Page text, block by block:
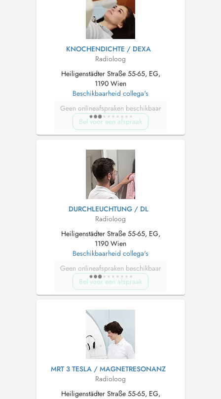
KNOCHENDICHTE / DEXA
Radioloog
Heiligenstädter Straße 55-65, EG,
1190 Wien
Beschikbaarheid collega's
Geen onlineafspraken beschikbaar
Bel voor een afspraak
DURCHLEUCHTUNG / DL
Radioloog
Heiligenstädter Straße 55-65, EG,
1190 Wien
Beschikbaarheid collega's
Geen onlineafspraken beschikbaar
Bel voor een afspraak
MRT 3 TESLA / MAGNETRESONANZ
Radioloog
Heiligenstädter Straße 55-65, EG,